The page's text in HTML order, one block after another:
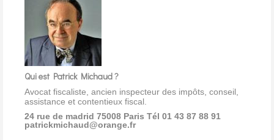
Qui est Patrick Michaud ?
Avocat fiscaliste, ancien inspecteur des impôts, conseil,
assistance et contentieux fiscal.
24 rue de madrid 75008 Paris Tél 01 43 87 88 91
patrickmichaud@orange.fr